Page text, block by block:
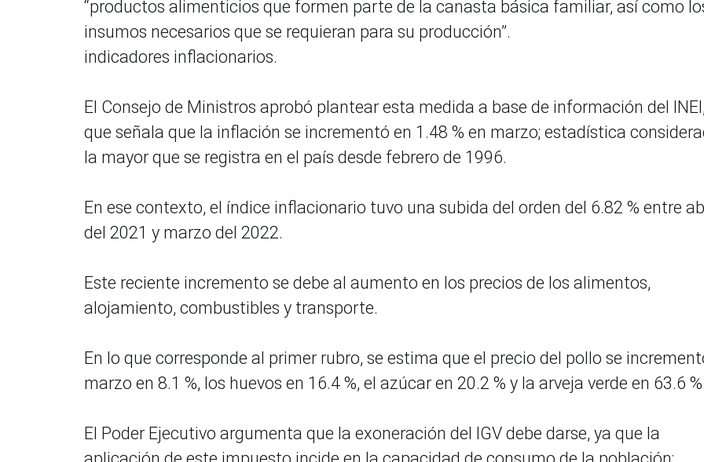
“productos alimenticios que formen parte de la canasta básica familiar, así como
insumos necesarios que se requieran para su producción”.
indicadores inflacionarios.
El Consejo de Ministros aprobó plantear esta medida a base de información del INEI,
que señala que la inflación se incrementó en 1.48 % en marzo; estadística
la mayor que se registra en el país desde febrero de 1996.
En ese contexto, el índice inflacionario tuvo una subida del orden del 6.82 % entre
del 2021 y marzo del 2022.
Este reciente incremento se debe al aumento en los precios de los alimentos,
alojamiento, combustibles y transporte.
En lo que corresponde al primer rubro, se estima que el precio del pollo se
marzo en 8.1 %, los huevos en 16.4 %, el azúcar en 20.2 % y la arveja verde en 63.6 %.
El Poder Ejecutivo argumenta que la exoneración del IGV debe darse, ya que la